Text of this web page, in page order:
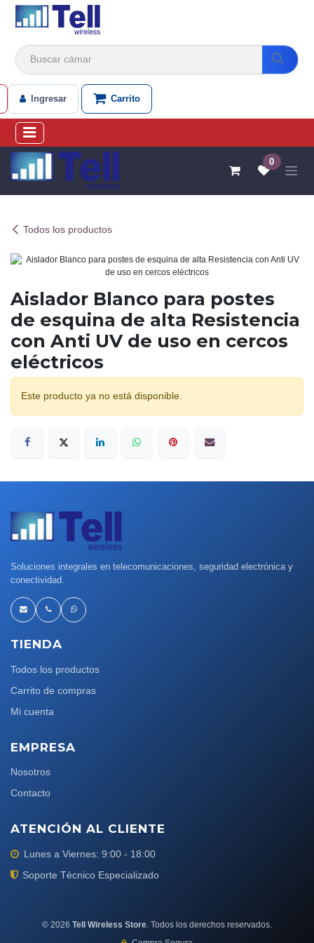
Ir al contenido
Ingresar Carrito
0
Todos los productos
Aislador Blanco para postes
de esquina de alta Resistencia
con Anti UV de uso en cercos
eléctricos
Este producto ya no está disponible.
Soluciones integrales en telecomunicaciones, seguridad electrónica y
conectividad.
TIENDA
Todos los productos
Carrito de compras
Mi cuenta
EMPRESA
Nosotros
Contacto
ATENCIÓN AL CLIENTE
Lunes a Viernes: 9:00 - 18:00
Soporte Técnico Especializado
© 2026 Tell Wireless Store. Todos los derechos reservados.